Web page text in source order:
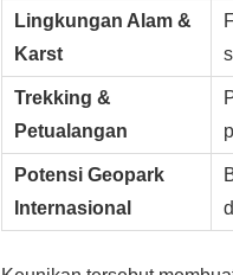
Lingkungan Alam &
Karst
Trekking &
Petualangan
Potensi Geopark
Internasional